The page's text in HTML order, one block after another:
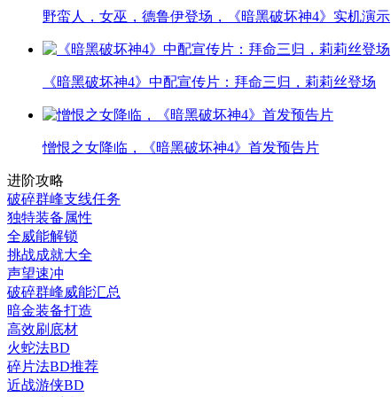
野蛮人，女巫，德鲁伊登场，《暗黑破坏神4》实机演示
《暗黑破坏神4》中配宣传片：拜命三归，莉莉丝登场
憎恨之女降临，《暗黑破坏神4》首发预告片
进阶攻略
破碎群峰支线任务
独特装备属性
全威能解锁
挑战成就大全
声望速冲
破碎群峰威能汇总
暗金装备打造
高效刷底材
火蛇法BD
碎片法BD推荐
近战游侠BD